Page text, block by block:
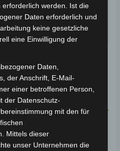
24 Stunden*
werden. Ist die
Daten erforderlich und
keine gesetzliche
eine Einwilligung der
Daten,
der Anschrift, E-Mail-
einer betroffenen Person,
der Datenschutz-
mit den für
Mittels dieser
unser Unternehmen die